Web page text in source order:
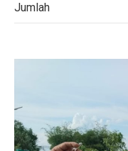
Jumlah